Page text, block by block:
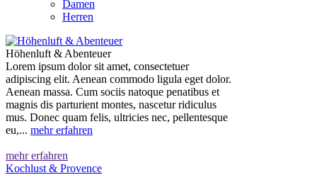
Damen
Herren
Höhenluft & Abenteuer
Lorem ipsum dolor sit amet, consectetuer
adipiscing elit. Aenean commodo ligula eget dolor.
Aenean massa. Cum sociis natoque penatibus et
magnis dis parturient montes, nascetur ridiculus
mus. Donec quam felis, ultricies nec, pellentesque
eu,... mehr erfahren
mehr erfahren
Kochlust & Provence